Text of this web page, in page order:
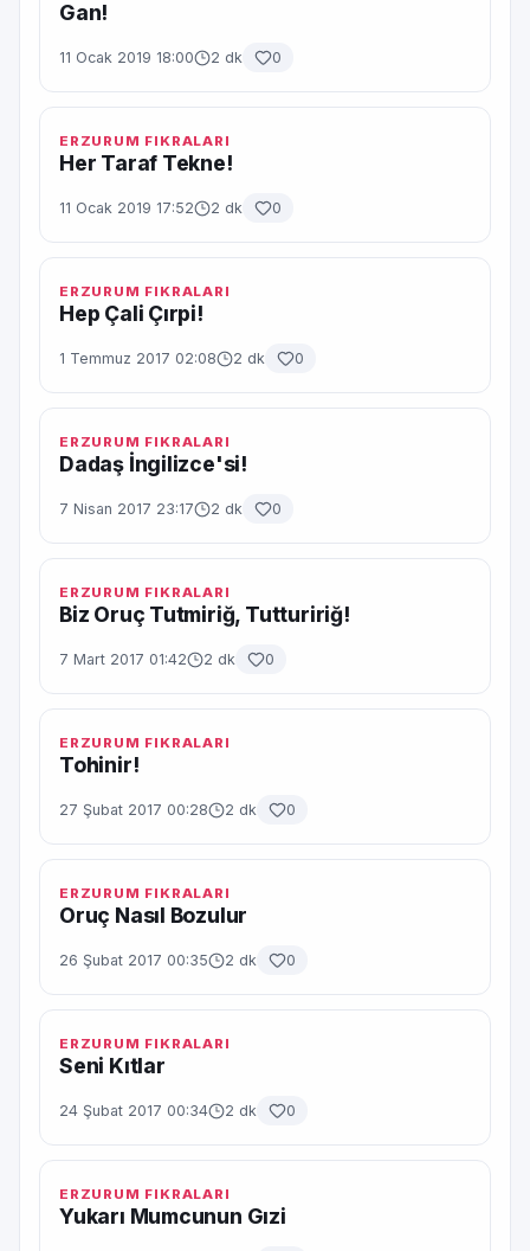
Gan!
11 Ocak 2019 18:00 2 dk 0
ERZURUM FIKRALARI
Her Taraf Tekne!
11 Ocak 2019 17:52 2 dk 0
ERZURUM FIKRALARI
Hep Çali Çırpi!
1 Temmuz 2017 02:08 2 dk 0
ERZURUM FIKRALARI
Dadaş İngilizce'si!
7 Nisan 2017 23:17 2 dk 0
ERZURUM FIKRALARI
Biz Oruç Tutmiriğ, Tuttuririğ!
7 Mart 2017 01:42 2 dk 0
ERZURUM FIKRALARI
Tohinir!
27 Şubat 2017 00:28 2 dk 0
ERZURUM FIKRALARI
Oruç Nasıl Bozulur
26 Şubat 2017 00:35 2 dk 0
ERZURUM FIKRALARI
Seni Kıtlar
24 Şubat 2017 00:34 2 dk 0
ERZURUM FIKRALARI
Yukarı Mumcunun Gızi